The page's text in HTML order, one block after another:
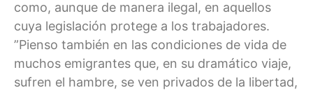
como, aunque de manera ilegal, en aquellos
cuya legislación protege a los trabajadores.
”Pienso también en las condiciones de vida de
muchos emigrantes que, en su dramático viaje,
sufren el hambre, se ven privados de la libertad,